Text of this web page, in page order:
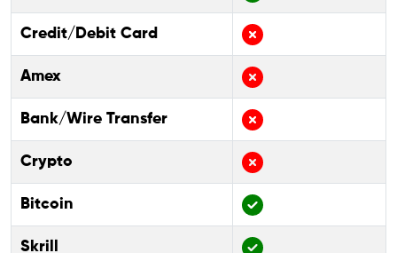
Credit/Debit Card
Amex
Bank/Wire Transfer
Crypto
Bitcoin
Skrill